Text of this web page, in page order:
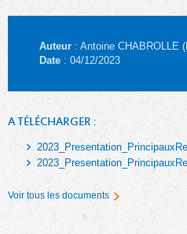
Auteur : Antoine CHABROLLE
Date : 04/12/2023
A TÉLÉCHARGER :
Voir tous les documents